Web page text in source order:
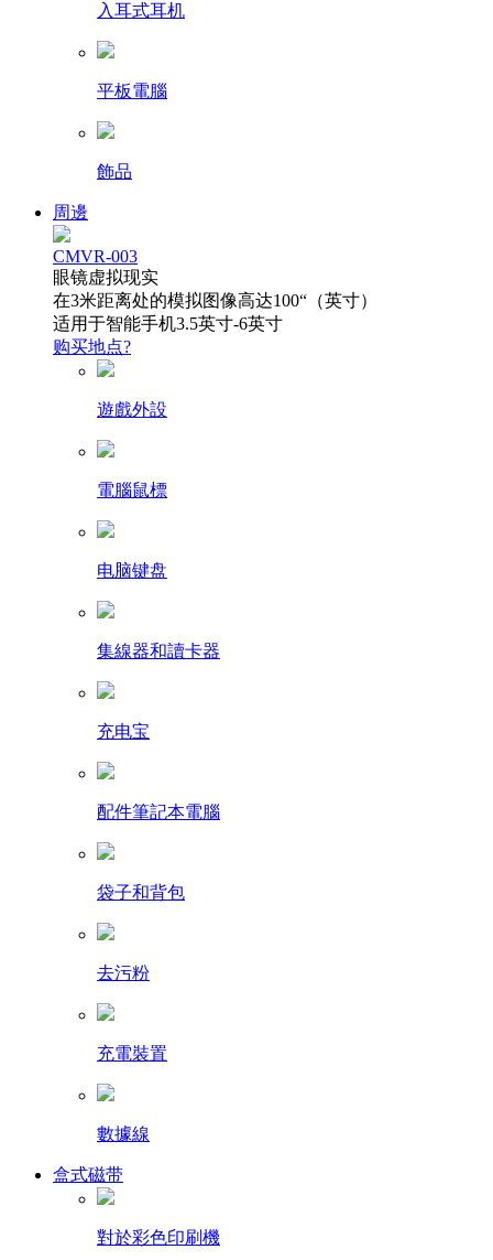
入耳式耳机
平板電腦
飾品
周邊
CMVR-003
眼镜虚拟现实
在3米距离处的模拟图像高达100“（英寸）
适用于智能手机3.5英寸-6英寸
购买地点?
遊戲外設
電腦鼠標
电脑键盘
集線器和讀卡器
充电宝
配件筆記本電腦
袋子和背包
去污粉
充電裝置
數據線
盒式磁带
對於彩色印刷機